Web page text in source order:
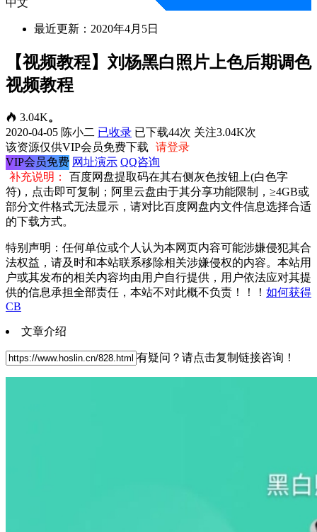
中文
最近更新：2020年4月5日
【视频教程】刘杨黑白照片上色后期调色
视频教程
3.04K。
2020-04-05 陈小二 已收录 已下载44次 关注3.04K次
该资源仅供VIP会员免费下载
请登录
VIP会员免费 网址演示 QQ咨询
补充说明：
百度网盘提取码在其右侧灰色按钮上(白色字
符)，点击即可复制；阿里云盘由于其分享功能限制，≥4GB或
部分文件格式无法显示，请对比百度网盘内文件信息选择合适
的下载方式。
特别声明：任何单位或个人认为本网页内容可能涉嫌侵犯其合
法权益，请及时和本站联系移除相关涉嫌侵权的内容。本站用
户或其发布的相关内容均由用户自行提供，用户依法应对其提
供的信息承担全部责任，本站不对此概不负责！！！ 如何获得
CB
文章介绍
有疑问？请点击复制链接咨询！